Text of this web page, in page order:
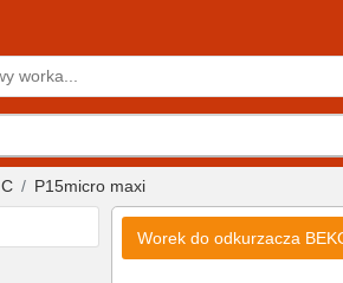
P15micro maxi
Worek do odkurzacza